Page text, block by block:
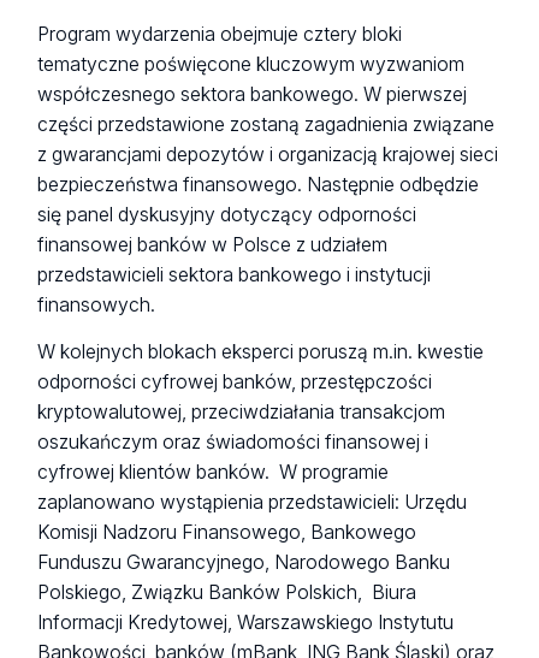
Program wydarzenia obejmuje cztery bloki
tematyczne poświęcone kluczowym wyzwaniom
współczesnego sektora bankowego. W pierwszej
części przedstawione zostaną zagadnienia związane
z gwarancjami depozytów i organizacją krajowej sieci
bezpieczeństwa finansowego. Następnie odbędzie
się panel dyskusyjny dotyczący odporności
finansowej banków w Polsce z udziałem
przedstawicieli sektora bankowego i instytucji
finansowych.
W kolejnych blokach eksperci poruszą m.in. kwestie
odporności cyfrowej banków, przestępczości
kryptowalutowej, przeciwdziałania transakcjom
oszukańczym oraz świadomości finansowej i
cyfrowej klientów banków. W programie
zaplanowano wystąpienia przedstawicieli: Urzędu
Komisji Nadzoru Finansowego, Bankowego
Funduszu Gwarancyjnego, Narodowego Banku
Polskiego, Związku Banków Polskich, Biura
Informacji Kredytowej, Warszawskiego Instytutu
Bankowości, banków (mBank, ING Bank Śląski) oraz